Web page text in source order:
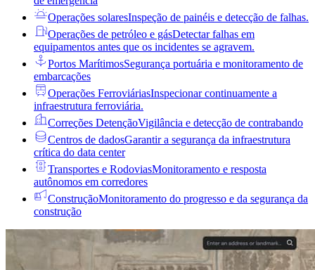
Operações solaresInspeção de painéis e detecção de falhas.
Operações de petróleo e gásDetectar falhas em
equipamentos antes que os incidentes se agravem.
Portos MarítimosSegurança portuária e monitoramento de
embarcações
Operações FerroviáriasInspecionar continuamente a
infraestrutura ferroviária.
Correções DetençãoVigilância e detecção de contrabando
Centros de dadosGarantir a segurança da infraestrutura
crítica do data center
Transportes e RodoviasMonitoramento e resposta
autônomos em corredores
ConstruçãoMonitoramento do progresso e da segurança da
construção